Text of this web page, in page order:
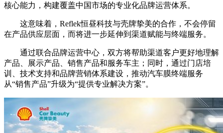
核心能力，构建覆盖中国市场的专业化品牌运营体系。
这意味着，Reflek恒昼科技与壳牌挚美的合作，不会停留
在产品供应层面，而将进一步延伸到渠道赋能与终端服务。
通过联合品牌运营中心，双方将帮助渠道客户更好地理解
产品、展示产品、销售产品和服务车主；同时，通过门店培
训、技术支持和品牌营销体系建设，推动汽车膜终端服务
从“销售产品”升级为“提供专业解决方案”。